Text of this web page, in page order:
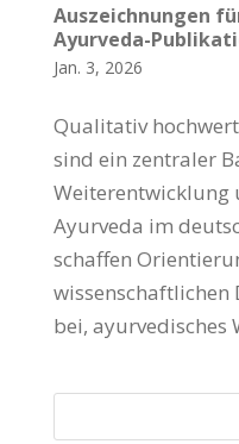
Auszeichnungen
Ayurveda-
Jan. 3, 2026
Qualitativ
sind ein zentraler
Weiterentwicklung
Ayurveda im
schaffen
wissenschaftlichen
bei, ayurvedisches